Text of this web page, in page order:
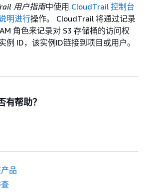
用户指南中使用 CloudTrail 控制台
明进行操作。 CloudTrail 将通过记录
角色来记录对 S3 存储桶的访问权
例 ID，该实例ID链接到项目或用户。
有帮助？
品